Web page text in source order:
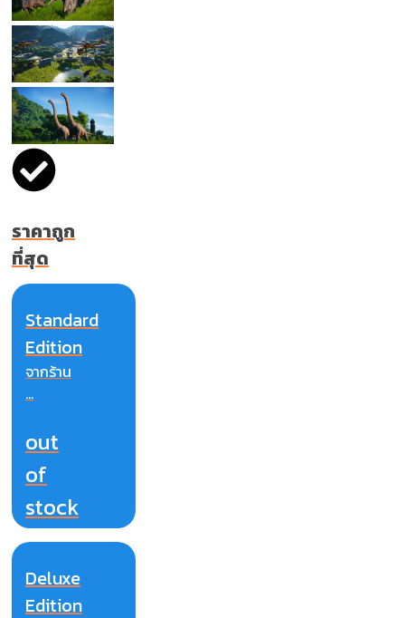
ราคาถูก
ที่สุด
Standard
Edition
จากร้าน
...
out
of
stock
Deluxe
Edition